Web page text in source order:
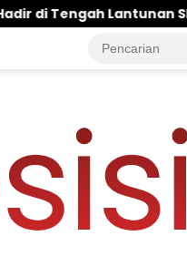
dan Masyarakat